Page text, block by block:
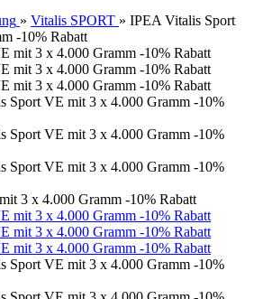
» Vitalis SPORT » IPEA Vitalis Sport
-10% Rabatt
3 x 4.000 Gramm -10% Rabatt